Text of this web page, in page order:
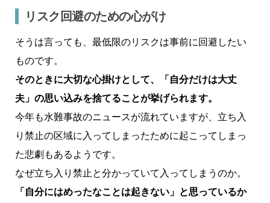
リスク回避のための心がけ
そうは言っても、最低限のリスクは事前に回避したい
ものです。
そのときに大切な心掛けとして、「自分だけは大丈
夫」の思い込みを捨てることが挙げられます。
今年も水難事故のニュースが流れていますが、立ち入
り禁止の区域に入ってしまったために起こってしまっ
た悲劇もあるようです。
なぜ立ち入り禁止と分かっていて入ってしまうのか。
「自分にはめったなことは起きない」と思っているか